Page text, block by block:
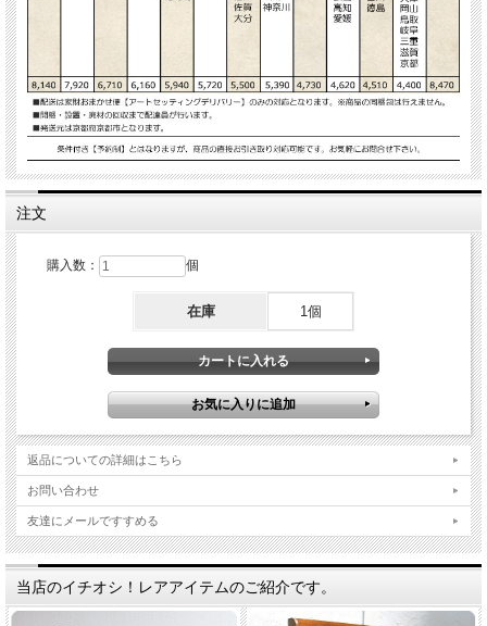
注文
購入数： 個
在庫 1個
返品についての詳細はこちら
お問い合わせ
友達にメールですすめる
当店のイチオシ！レアアイテムのご紹介です。